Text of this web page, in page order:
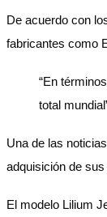
De acuerdo con
fabricantes como
“En
total
Una de las
adquisición de
El modelo Lilium